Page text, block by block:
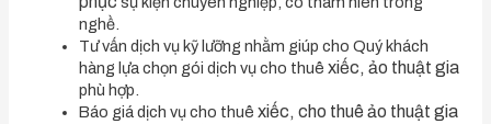
nghề.
Tư vấn dịch vụ kỹ lưỡng nhằm giúp cho Quý khách
hàng lựa chọn gói dịch vụ cho thuê xiếc, ảo thuật gia
phù hợp.
Báo giá dịch vụ cho thuê xiếc, cho thuê ảo thuật gia